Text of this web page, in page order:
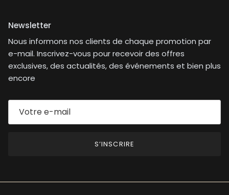
Newsletter
Nous informons nos clients de chaque promotion par
e-mail. Inscrivez-vous pour recevoir des offres
exclusives, des actualités, des événements et bien plus
encore
S’INSCRIRE